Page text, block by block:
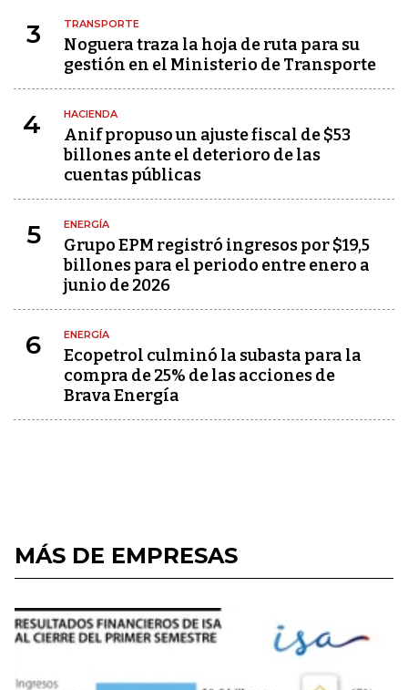
3 TRANSPORTE
Noguera traza la hoja de ruta para su
gestión en el Ministerio de Transporte
4 HACIENDA
Anif propuso un ajuste fiscal de $53
billones ante el deterioro de las
cuentas públicas
5 ENERGÍA
Grupo EPM registró ingresos por $19,5
billones para el periodo entre enero a
junio de 2026
6 ENERGÍA
Ecopetrol culminó la subasta para la
compra de 25% de las acciones de
Brava Energía
MÁS DE EMPRESAS